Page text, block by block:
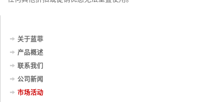
关于蓝菲
产品概述
联系我们
公司新闻
市场活动